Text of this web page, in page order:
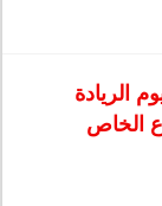
الريادة
الخاص